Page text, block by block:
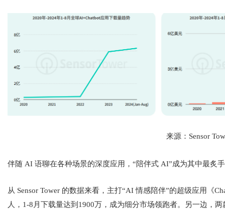
来源：Sensor
伴随 AI 语聊在各种场景的深度应用，“陪伴式 AI”成为其中最炙
从 Sensor Tower 的数据来看，主打“AI 情感陪伴”的超级应用《
人，1-8月下载量达到1900万，成为细分市场领跑者。另一边，